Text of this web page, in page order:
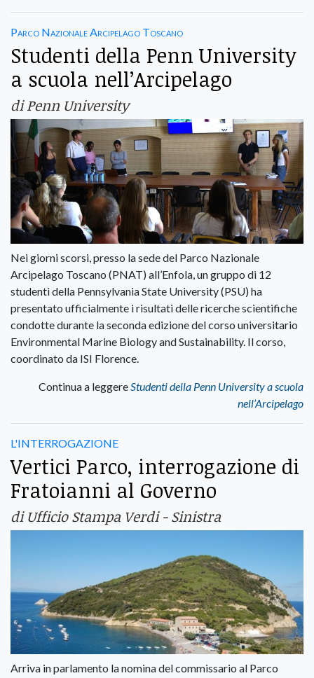
Parco Nazionale Arcipelago Toscano
Studenti della Penn University
a scuola nell’Arcipelago
di Penn University
Nei giorni scorsi, presso la sede del Parco Nazionale
Arcipelago Toscano (PNAT) all’Enfola, un gruppo di 12
studenti della Pennsylvania State University (PSU) ha
presentato ufficialmente i risultati delle ricerche scientifiche
condotte durante la seconda edizione del corso universitario
Environmental Marine Biology and Sustainability. Il corso,
coordinato da ISI Florence.
Continua a leggere Studenti della Penn University a scuola
nell’Arcipelago
L'INTERROGAZIONE
Vertici Parco, interrogazione di
Fratoianni al Governo
di Ufficio Stampa Verdi - Sinistra
Arriva in parlamento la nomina del commissario al Parco